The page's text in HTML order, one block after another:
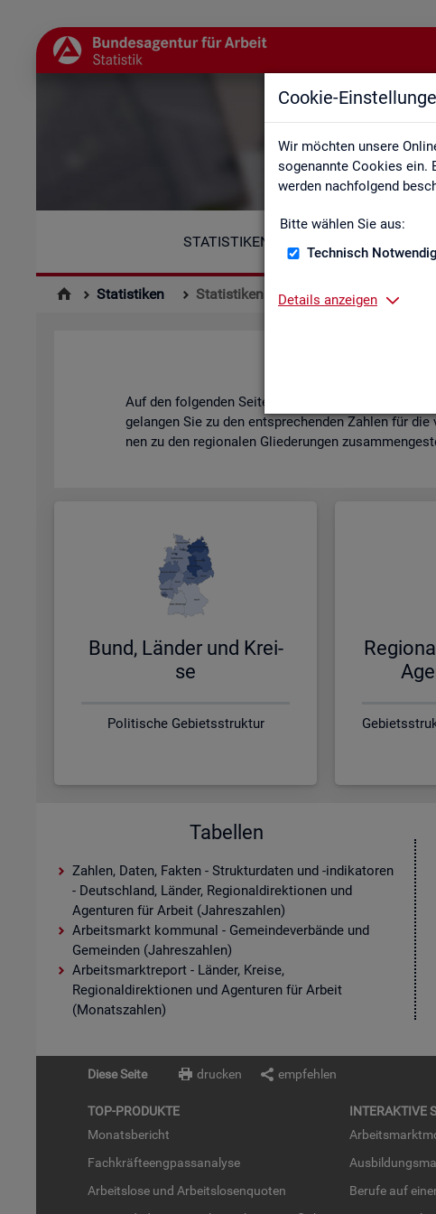
Cookie-
Wir möchten unsere
sogenannte Cookies ein.
werden nachfolgend
Bitte wählen Sie aus:
Technisch Notwendig
Details anzeigen
STATISTIKEN
Statistiken Statistiken nach Regionen
Auf den fol­gen­den Sei­ten fin­den Sie Land­kar­ten
ge­lan­gen Sie zu den ent­spre­chen­den Zah­len für
nen zu den re­gio­na­len Glie­de­run­gen
Bund, Län­der und Krei­
se
Politische Gebietsstruktur
Tabellen
Zahlen, Daten, Fakten - Strukturdaten und -indikatoren
- Deutschland, Länder, Regionaldirektionen und
Agenturen für Arbeit (Jahreszahlen)
Arbeitsmarkt kommunal - Gemeindeverbände und
Gemeinden (Jahreszahlen)
Arbeitsmarktreport - Länder, Kreise,
Regionaldirektionen und Agenturen für Arbeit
(Monatszahlen)
Diese Seite drucken empfehlen
TOP-PRO­DUK­TE
Mo­nats­be­richt
Fach­kräf­te­eng­pass­ana­ly­se
Ar­beits­lo­se und Ar­beits­lo­sen­quo­ten
IN­TER­AK­TI­VE
Be­ru­fe auf